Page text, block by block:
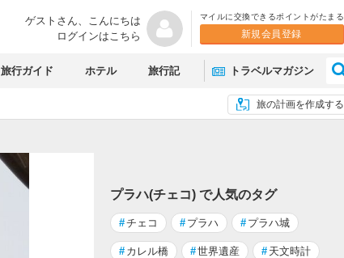
ゲストさん、 こんにちは
ログインはこちら
マイルに交換できるポイントがたまる
新規会員登録
旅行ガイド ホテル 旅行記 トラベルマガジン
旅の計画を作成する
プラハ(チェコ) で人気のタグ
#チェコ # プラハ # プラハ城
# カレル橋 #世界遺産 # 天文時計